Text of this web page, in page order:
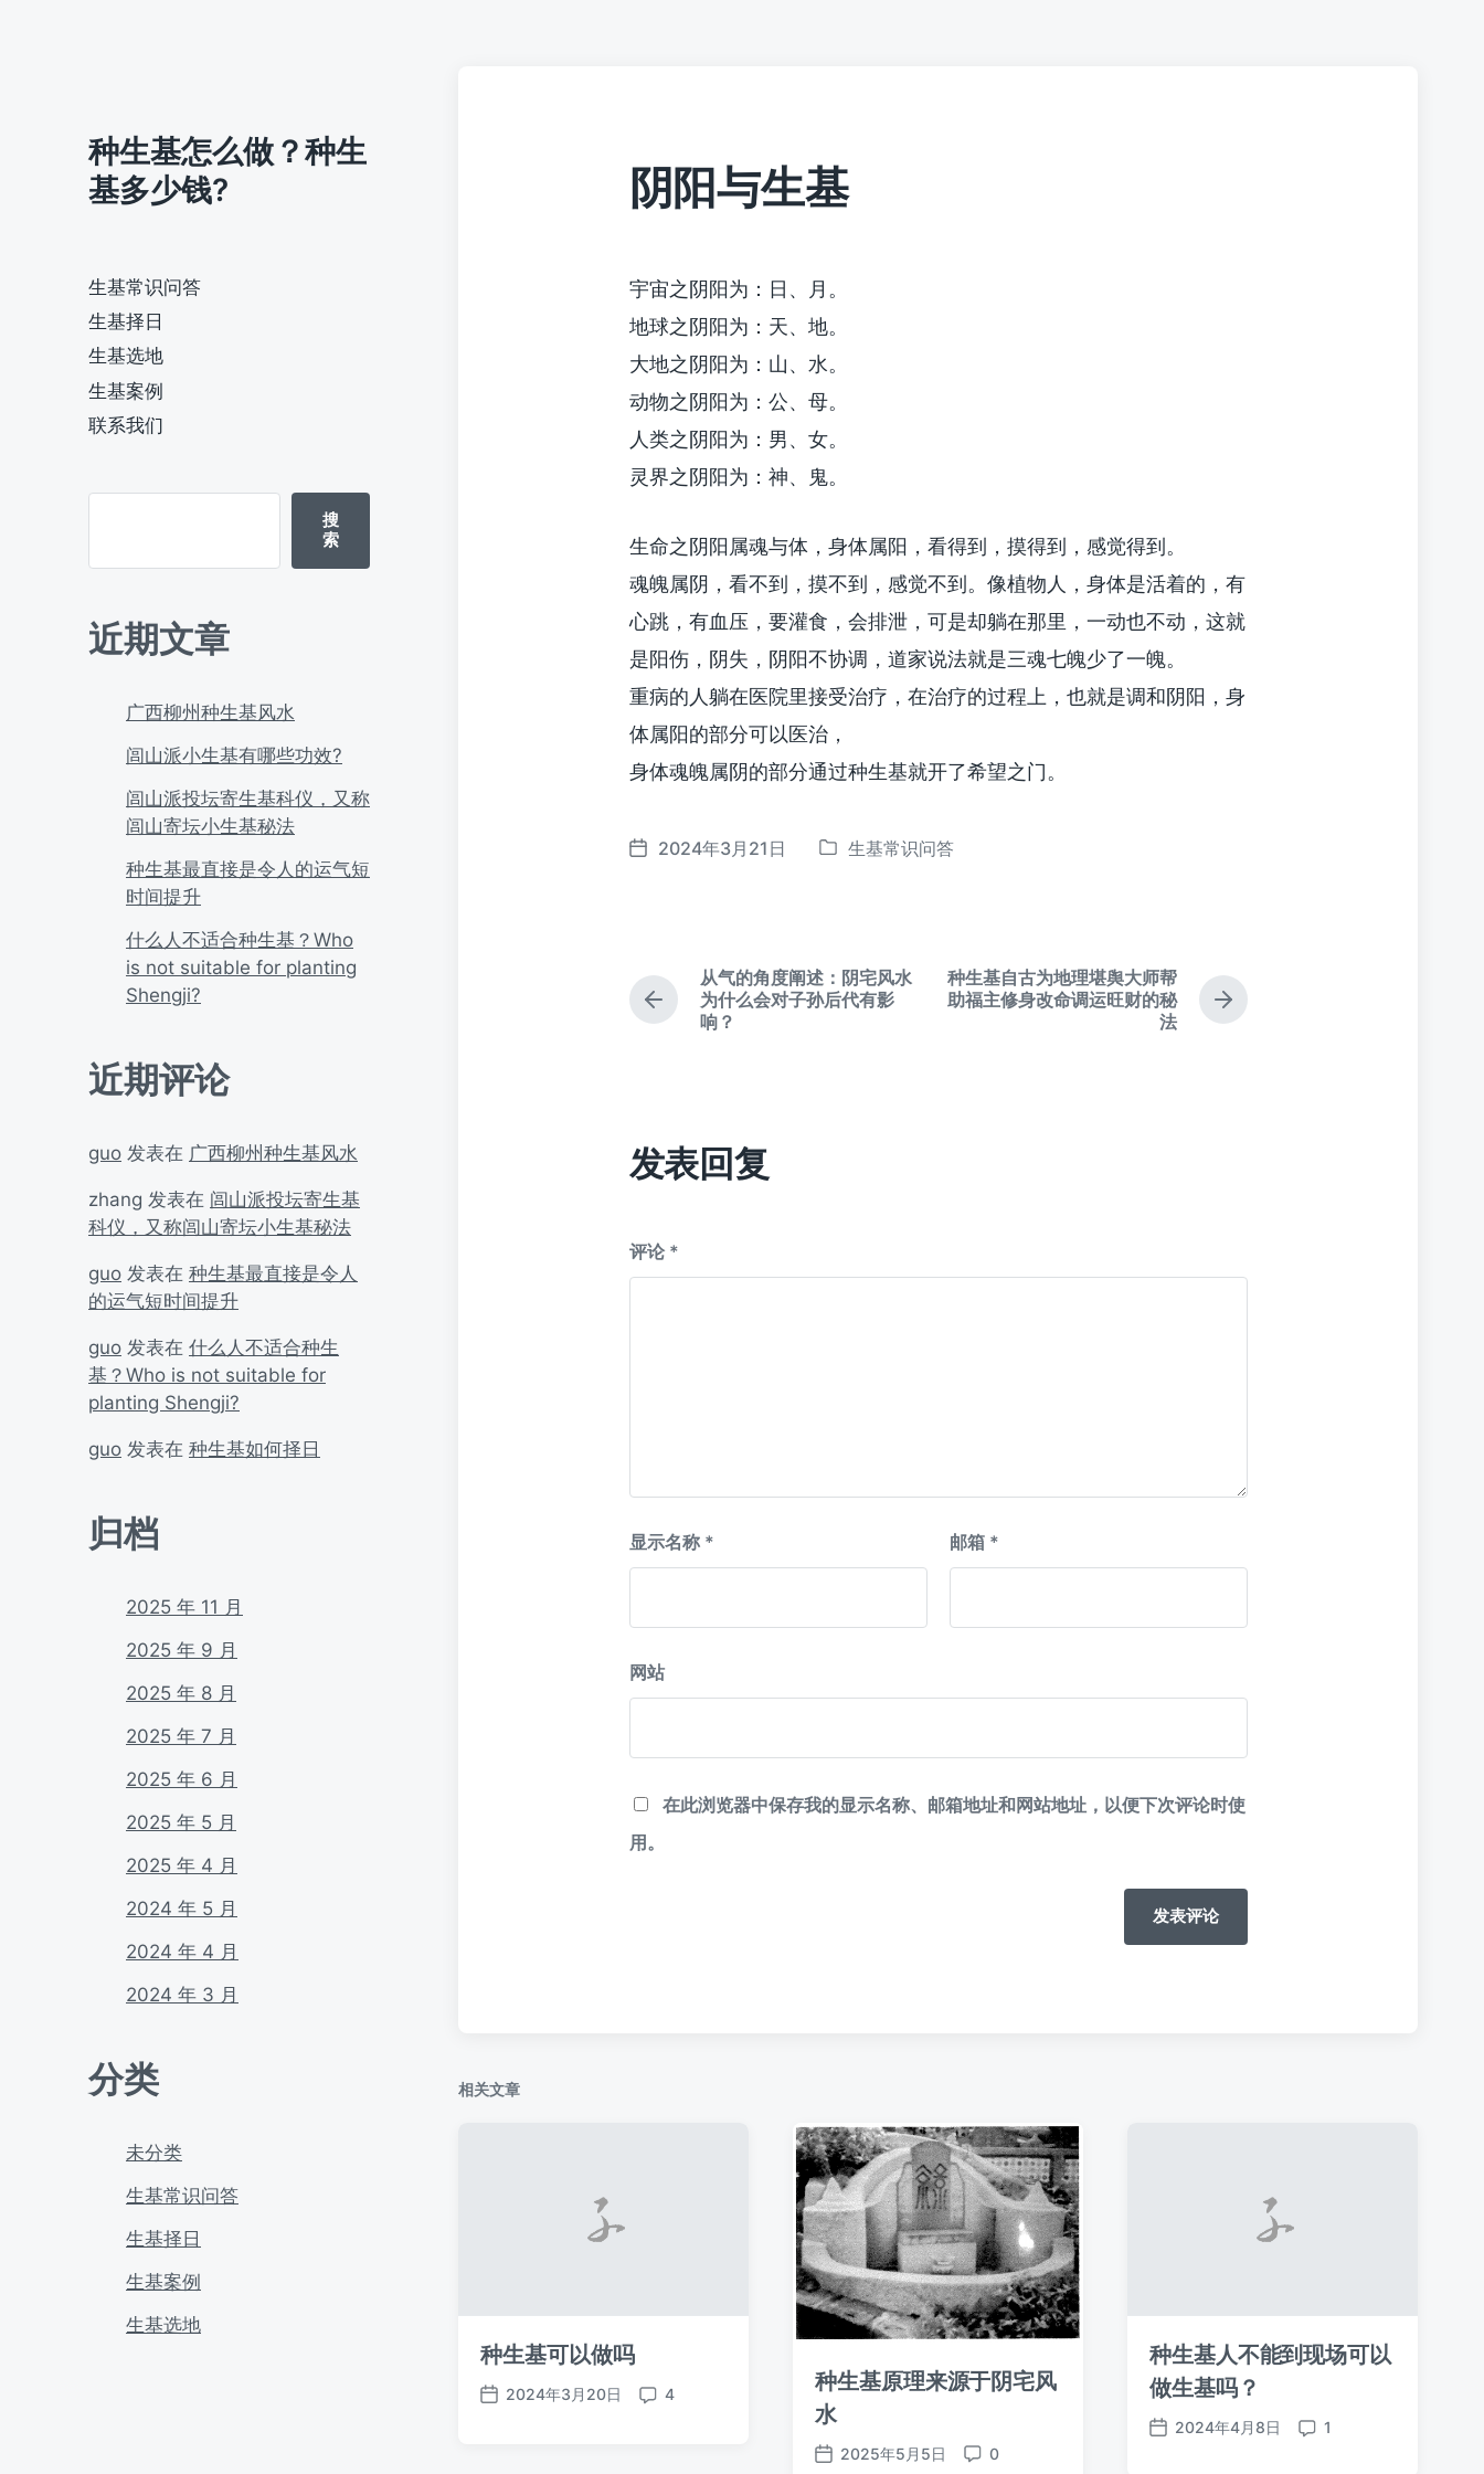
种生基怎么做？种生
基多少钱?
生基常识问答
生基择日
生基选地
生基案例
联系我们
搜
索
近期文章
广西柳州种生基风水
闾山派小生基有哪些功效?
闾山派投坛寄生基科仪，又称
闾山寄坛小生基秘法
种生基最直接是令人的运气短
时间提升
什么人不适合种生基？Who
is not suitable for planting
Shengji?
近期评论
guo 发表在 广西柳州种生基风水
zhang 发表在 闾山派投坛寄生基
科仪，又称闾山寄坛小生基秘法
guo 发表在 种生基最直接是令人
的运气短时间提升
guo 发表在 什么人不适合种生
基？Who is not suitable for
planting Shengji?
guo 发表在 种生基如何择日
归档
2025 年 11 月
2025 年 9 月
2025 年 8 月
2025 年 7 月
2025 年 6 月
2025 年 5 月
2025 年 4 月
2024 年 5 月
2024 年 4 月
2024 年 3 月
分类
未分类
生基常识问答
生基择日
生基案例
生基选地
阴阳与生基
宇宙之阴阳为：日、月。
地球之阴阳为：天、地。
大地之阴阳为：山、水。
动物之阴阳为：公、母。
人类之阴阳为：男、女。
灵界之阴阳为：神、鬼。
生命之阴阳属魂与体，身体属阳，看得到，摸得到，感觉得到。
魂魄属阴，看不到，摸不到，感觉不到。像植物人，身体是活着的，有
心跳，有血压，要灌食，会排泄，可是却躺在那里，一动也不动，这就
是阳伤，阴失，阴阳不协调，道家说法就是三魂七魄少了一魄。
重病的人躺在医院里接受治疗，在治疗的过程上，也就是调和阴阳，身
体属阳的部分可以医治，
身体魂魄属阴的部分通过种生基就开了希望之门。
发
2024年3月21日
发
生基常识问答
上
篇
从气的角度阐述：阴宅风水
为什么会对子孙后代有影
响？
下
篇
种生基自古为地理堪舆大师帮
助福主修身改命调运旺财的秘
法
发表回复
评论 *
显示名称 * 邮箱 *
网站
在此浏览器中保存我的显示名称、邮箱地址和网站地址，以便下次评论时使
用。
相关文章
种生基可以做吗
发
2024年3月20日
评
4
种生基原理来源于阴宅风
水
发
2025年5月5日
评
0
种生基人不能到现场可以
做生基吗？
发
2024年4月8日
评
1